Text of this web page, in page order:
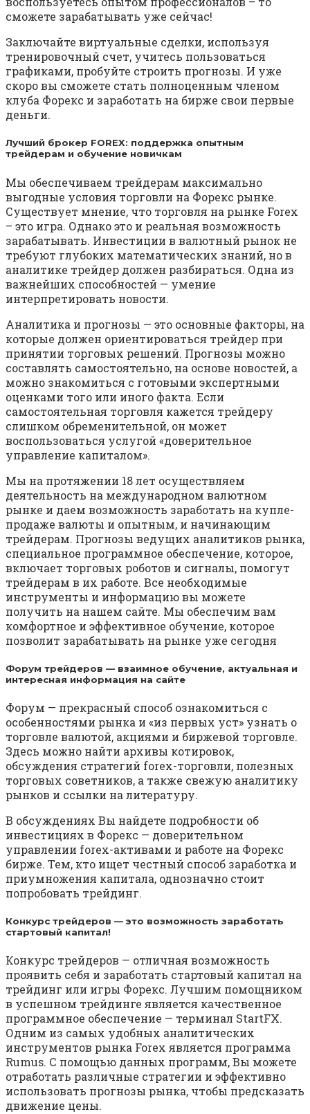
сможете зарабатывать уже сейчас!
Заключайте виртуальные сделки, используя
тренировочный счет, учитесь пользоваться
графиками, пробуйте строить прогнозы. И уже
скоро вы сможете стать полноценным членом
клуба Форекс и заработать на бирже свои первые
деньги.
Лучший брокер FOREX: поддержка опытным
трейдерам и обучение новичкам
Мы обеспечиваем трейдерам максимально
выгодные условия торговли на Форекс рынке.
Существует мнение, что торговля на рынке Forex
– это игра. Однако это и реальная возможность
зарабатывать. Инвестиции в валютный рынок не
требуют глубоких математических знаний, но в
аналитике трейдер должен разбираться. Одна из
важнейших способностей — умение
интерпретировать новости.
Аналитика и прогнозы — это основные факторы, на
которые должен ориентироваться трейдер при
принятии торговых решений. Прогнозы можно
составлять самостоятельно, на основе новостей, а
можно знакомиться с готовыми экспертными
оценками того или иного факта. Если
самостоятельная торговля кажется трейдеру
слишком обременительной, он может
воспользоваться услугой «доверительное
управление капиталом».
Мы на протяжении 18 лет осуществляем
деятельность на международном валютном
рынке и даем возможность заработать на купле-
продаже валюты и опытным, и начинающим
трейдерам. Прогнозы ведущих аналитиков рынка,
специальное программное обеспечение, которое,
включает торговых роботов и сигналы, помогут
трейдерам в их работе. Все необходимые
инструменты и информацию вы можете
получить на нашем сайте. Мы обеспечим вам
комфортное и эффективное обучение, которое
позволит зарабатывать на рынке уже сегодня
Форум трейдеров — взаимное обучение, актуальная и
интересная информация на сайте
Форум — прекрасный способ ознакомиться с
особенностями рынка и «из первых уст» узнать о
торговле валютой, акциями и биржевой торговле.
Здесь можно найти архивы котировок,
обсуждения стратегий forex-торговли, полезных
торговых советников, а также свежую аналитику
рынков и ссылки на литературу.
В обсуждениях Вы найдете подробности об
инвестициях в Форекс — доверительном
управлении forex-активами и работе на Форекс
бирже. Тем, кто ищет честный способ заработка и
приумножения капитала, однозначно стоит
попробовать трейдинг.
Конкурс трейдеров — это возможность заработать
стартовый капитал!
Конкурс трейдеров — отличная возможность
проявить себя и заработать стартовый капитал на
трейдинг или игры Форекс. Лучшим помощником
в успешном трейдинге является качественное
программное обеспечение — терминал StartFX.
Одним из самых удобных аналитических
инструментов рынка Forex является программа
Rumus. С помощью данных программ, Вы можете
отработать различные стратегии и эффективно
использовать прогнозы рынка, чтобы предсказать
движение цены.